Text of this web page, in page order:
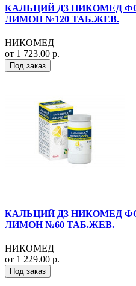
КАЛЬЦИЙ Д3 НИКОМЕД
ЛИМОН №120 ТАБ.ЖЕВ.
НИКОМЕД
от 1 723.00 р.
Под заказ
КАЛЬЦИЙ Д3 НИКОМЕД
ЛИМОН №60 ТАБ.ЖЕВ.
НИКОМЕД
от 1 229.00 р.
Под заказ